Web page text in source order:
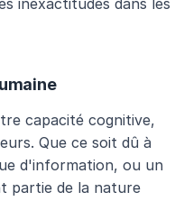
inexactitudes dans les
capacité cognitive,
Que ce soit dû à
d'information, ou un
partie de la nature